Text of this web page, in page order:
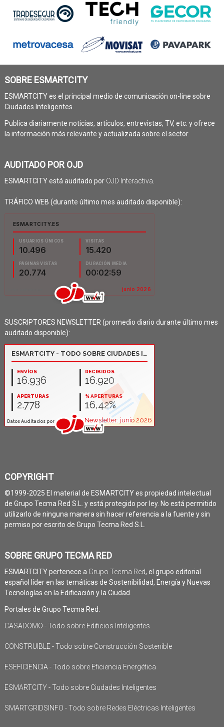
SOBRE ESMARTCITY
ESMARTCITY es el principal medio de comunicación on-line sobre
Ciudades Inteligentes.
Publica diariamente noticias, artículos, entrevistas, TV, etc. y ofrece
la información más relevante y actualizada sobre el sector.
AUDITADO POR OJD
ESMARTCITY está auditado por OJD Interactiva
TRÁFICO WEB (durante último mes auditado disponible):
SUSCRIPTORES NEWSLETTER (promedio diario durante último mes
auditado disponible):
COPYRIGHT
©1999-2025 El material de ESMARTCITY es propiedad intelectual
de Grupo Tecma Red S.L. y está protegido por ley. No está permitido
utilizarlo de ninguna manera sin hacer referencia a la fuente y sin
permiso por escrito de Grupo Tecma Red S.L.
SOBRE GRUPO TECMA RED
ESMARTCITY pertenece a Grupo Tecma Red, el grupo editorial
español líder en las temáticas de Sostenibilidad, Energía y Nuevas
Tecnologías en la Edificación y la Ciudad.
Portales de Grupo Tecma Red:
CASADOMO - Todo sobre Edificios Inteligentes
CONSTRUIBLE - Todo sobre Construcción Sostenible
ESEFICIENCIA - Todo sobre Eficiencia Energética
ESMARTCITY - Todo sobre Ciudades Inteligentes
SMARTGRIDSINFO - Todo sobre Redes Eléctricas Inteligentes